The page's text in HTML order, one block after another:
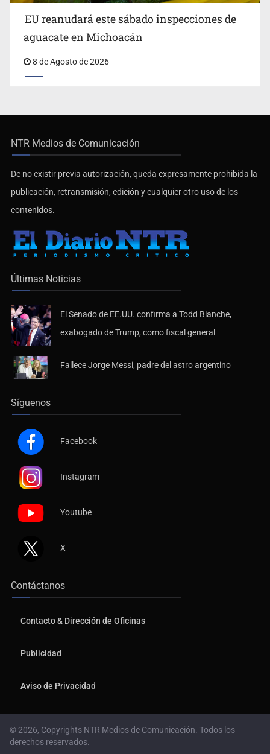
EU reanudará este sábado inspecciones de
aguacate en Michoacán
8 de Agosto de 2026
NTR Medios de Comunicación
De no existir previa autorización, queda expresamente prohibida la
publicación, retransmisión, edición y cualquier otro uso de los
contenidos.
Últimas Noticias
El Senado de EE.UU. confirma a Todd Blanche,
exabogado de Trump, como fiscal general
Fallece Jorge Messi, padre del astro argentino
Síguenos
Facebook
Instagram
Youtube
X
Contáctanos
Contacto & Dirección de Oficinas
Publicidad
Aviso de Privacidad
© 2026, Copyrights NTR Medios de Comunicación. Todos los
derechos reservados.